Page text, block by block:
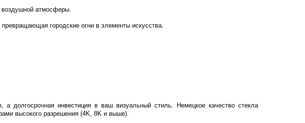
воздушной атмосферы.
городские огни в элементы искусства.
а долгосрочная инвестиция в ваш визуальный стиль. Немецкое качество стекла
высокого разрешения (4K, 8K и выше).